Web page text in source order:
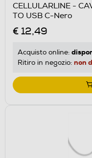
CELLULARLINE -
TO USB C-Nero
€ 12,49
Acquisto online:
Ritiro in negozio: non